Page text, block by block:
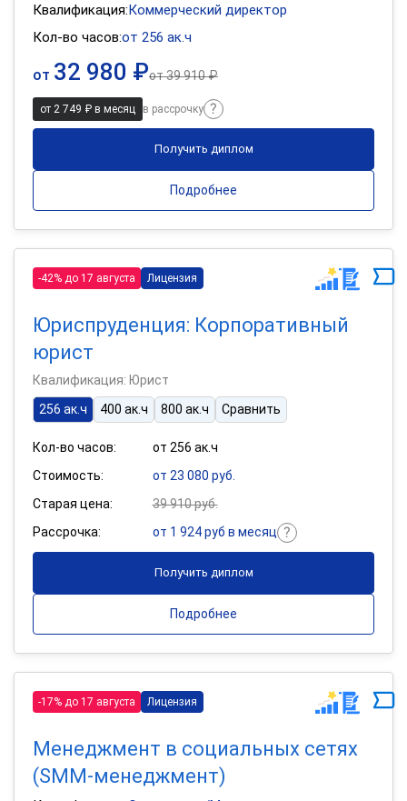
Квалификация:Коммерческий директор
Кол-во часов:от 256 ак.ч
от 32 980 ₽от39 910 ₽
от 2 749 ₽ в месяц в рассрочку
Получить диплом
Подробнее
-42% до 17 августа Лицензия
Юриспруденция: Корпоративный
юрист
Квалификация: Юрист
256 ак.ч
400 ак.ч 800 ак.ч Сравнить
Кол-во часов:
от 256 ак.ч
Стоимость:
от 23 080 руб.
Старая цена:
39 910 руб.
Рассрочка:
от 1 924 руб в месяц
Получить диплом
Подробнее
-17% до 17 августа Лицензия
Менеджмент в социальных сетях
(SMM-менеджмент)